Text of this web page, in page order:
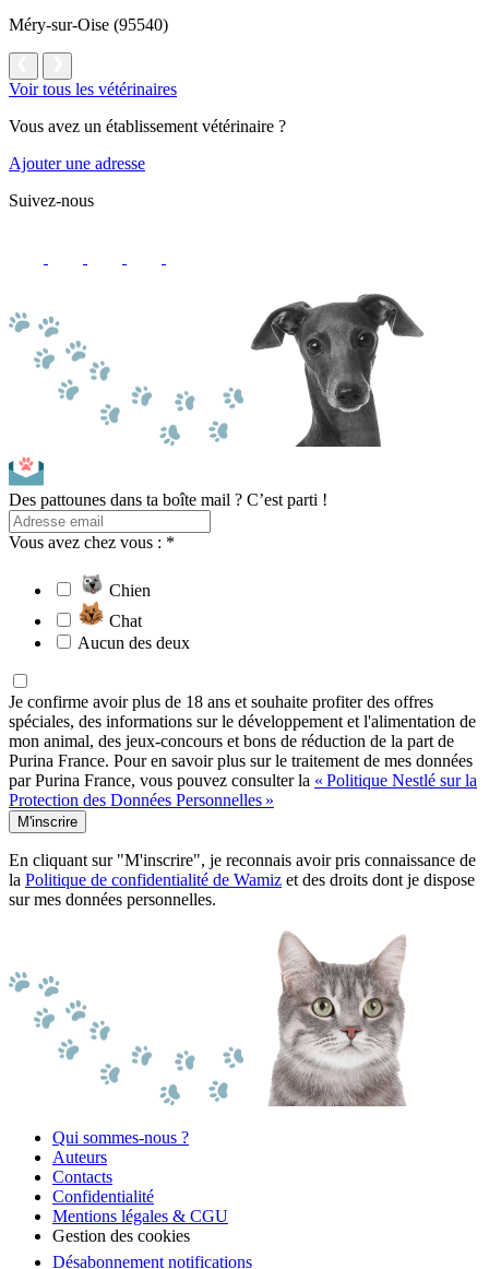
Méry-sur-Oise (95540)
Voir tous les vétérinaires
Vous avez un établissement vétérinaire ?
Ajouter une adresse
Suivez-nous
Des pattounes dans ta boîte mail ? C’est parti !
Vous avez chez vous : *
Chien
Chat
Aucun des deux
Je confirme avoir plus de 18 ans et souhaite profiter des offres
spéciales, des informations sur le développement et l'alimentation de
mon animal, des jeux-concours et bons de réduction de la part de
Purina France. Pour en savoir plus sur le traitement de mes données
par Purina France, vous pouvez consulter la « Politique Nestlé sur la
Protection des Données Personnelles »
M'inscrire
En cliquant sur "M'inscrire", je reconnais avoir pris connaissance de
la Politique de confidentialité de Wamiz et des droits dont je dispose
sur mes données personnelles.
Qui sommes-nous ?
Auteurs
Contacts
Confidentialité
Mentions légales & CGU
Gestion des cookies
Désabonnement notifications